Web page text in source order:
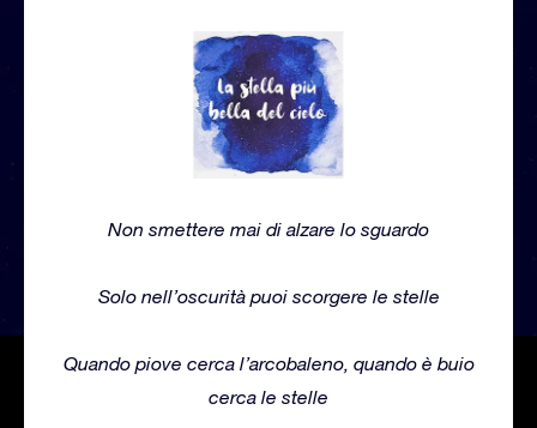
Non smettere mai di alzare lo sguardo
Solo nell’oscurità puoi scorgere le stelle
Quando piove cerca l’arcobaleno, quando è buio
cerca le stelle